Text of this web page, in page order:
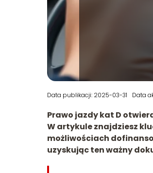
Data publikacji: 2025-03-31 Data
Prawo jazdy kat D
W artykule znajdziesz
możliwościach
uzyskując ten ważny